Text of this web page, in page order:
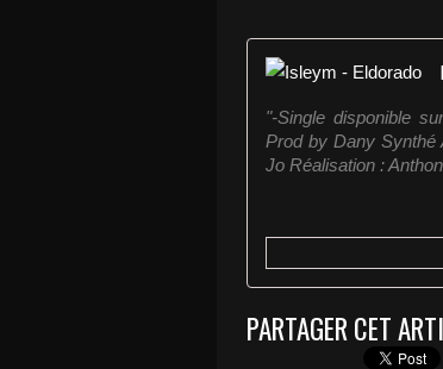
"-Single disponible
Prod by Dany Synthé
Jo Réalisation :
PARTAGER CET